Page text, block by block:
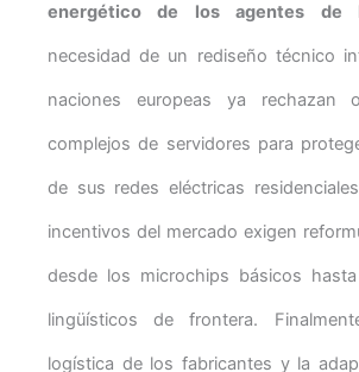
energético de los agentes de
necesidad de un rediseño técnico
naciones europeas ya rechazan
complejos de servidores para
de sus redes eléctricas
incentivos del mercado exigen
desde los microchips básicos
lingüísticos de frontera.
logística de los fabricantes y la